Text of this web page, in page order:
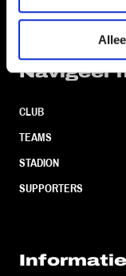
Navigeer
CLUB
TEAMS
STADION
SUPPORTERS
Informatie